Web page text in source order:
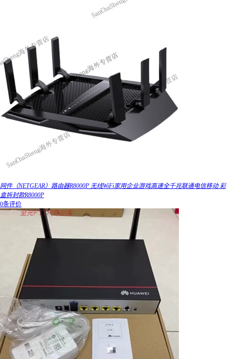
网件（NETGEAR）路由器R8000P 无线WiFi家用企业游戏高速全千兆联通电信移动 彩
盒拆封款R8000P
0条评价